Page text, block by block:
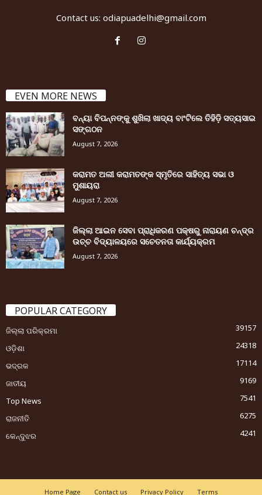
Contact us: odiapuadelhi@gmail.com
EVEN MORE NEWS
ବନ୍ୟା ବିପନ୍ନଙ୍କୁ ଶୁଖିଲା ଖାଦ୍ୟ ବାଂଟିଲେ ତିହିଡି଼ ସତ୍ୟସାଇ
ସଙ୍ଗଠନ
August 7, 2026
କରାମତ ଅଲୀ କରାମତଙ୍କ ସ୍ମୃତିରେ ସାହିତ୍ୟ ସଭା ଓ
ମୁଶାୟରା
August 7, 2026
ଜିଲ୍ଲା ଆଇନ ସେବା ପ୍ରାଧିକରଣ ପକ୍ଷରୁ ନାରାୟଣ ଚନ୍ଦ୍ର
ଉଚ୍ଚ ବିଦ୍ୟାଳୟରେ ସଚେତନତା କାର୍ଯ୍ୟକ୍ରମ
August 7, 2026
POPULAR CATEGORY
ଜିଲ୍ଲା ପରିକ୍ରମା
39157
ଓଡ଼ିଶା
24318
ଭଦ୍ରକ
17114
ଜାତୀୟ
9169
Top News
7541
ରାଜନୀତି
6275
କେନ୍ଦୁଝର
4241
Home Page Contact us Privacy Policy Terms